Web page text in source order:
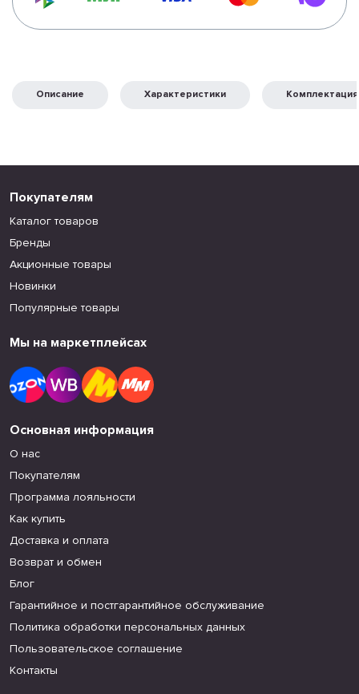
Описание Характеристики Комплектация
Покупателям
Каталог товаров
Бренды
Акционные товары
Новинки
Популярные товары
Мы на маркетплейсах
Основная информация
О нас
Покупателям
Программа лояльности
Как купить
Доставка и оплата
Возврат и обмен
Блог
Гарантийное и постгарантийное обслуживание
Политика обработки персональных данных
Пользовательское соглашение
Контакты